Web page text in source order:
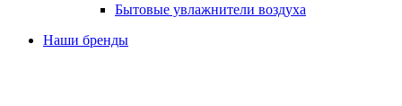
Бытовые увлажнители воздуха
Наши бренды